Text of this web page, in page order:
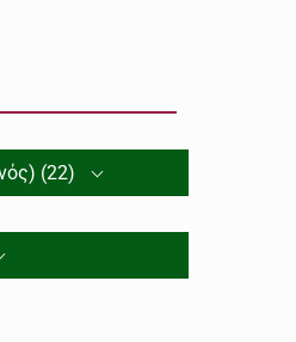
(22)